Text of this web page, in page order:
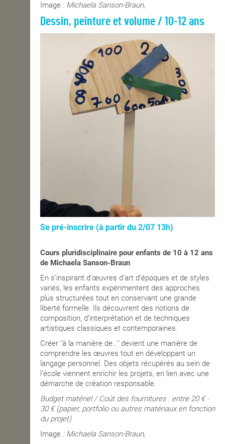
Image : Michaela Sanson-Braun,
Dessin, peinture et volume / 10-12 ans
Se pré-inscrire (à partir du 2/07 13h)
Cours pluridisciplinaire pour enfants de 10 à 12 ans
de Michaela Sanson-Braun
En s’inspirant d’œuvres d’art d’époques et de styles
variés, les enfants expérimentent des approches
plus structurées tout en conservant une grande
liberté formelle. Ils découvrent des notions de
composition, d’interprétation et de techniques
artistiques classiques et contemporaines.
Créer "à la manière de…" devient une manière de
comprendre les œuvres tout en développant un
langage personnel. Des objets récupérés au sein de
l’école viennent enrichir les projets, en lien avec une
démarche de création responsable.
Budget matériel / Coût des fournitures : entre 20 € -
30 € (papier, portfolio ou autres matériaux en fonction
du projet)
Image : Michaela Sanson-Braun,